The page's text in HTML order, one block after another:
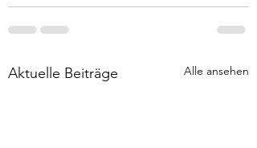
Aktuelle Beiträge Alle ansehen